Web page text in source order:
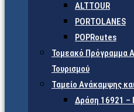
ALTTOUR
PORTOLANES
POPRoutes
Τομεακό Πρόγραμμα
Τουρισμού
Ταμείο Ανάκαμψης
Δράση 16921 –